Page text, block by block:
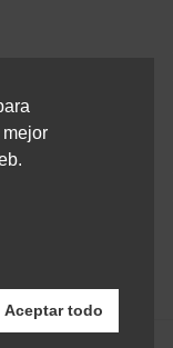
Aceptar todo